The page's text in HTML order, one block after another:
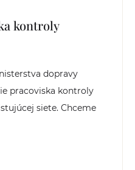
kontroly
dopravy
pracoviska kontroly
siete. Chceme